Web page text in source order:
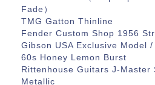
Fade）
TMG Gatton Thinline
Fender Custom Shop 1956
Gibson USA Exclusive Model
60s Honey Lemon Burst
Rittenhouse Guitars J-Master
Metallic